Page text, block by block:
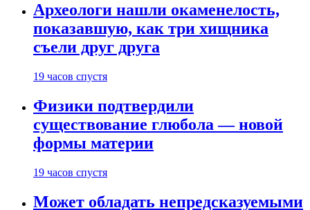
Археологи нашли окаменелость,
показавшую, как три хищника
съели друг друга
19 часов спустя
Физики подтвердили
существование глюбола — новой
формы материи
19 часов спустя
Может обладать непредсказуемыми